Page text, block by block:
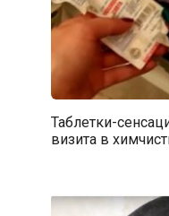
Таблетки-
визита в